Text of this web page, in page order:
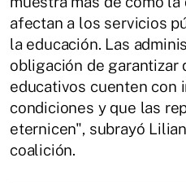
afectan a los servicios
la educación. Las
obligación de garantizar
educativos cuenten con
condiciones y que las
eternicen", subrayó
coalición.